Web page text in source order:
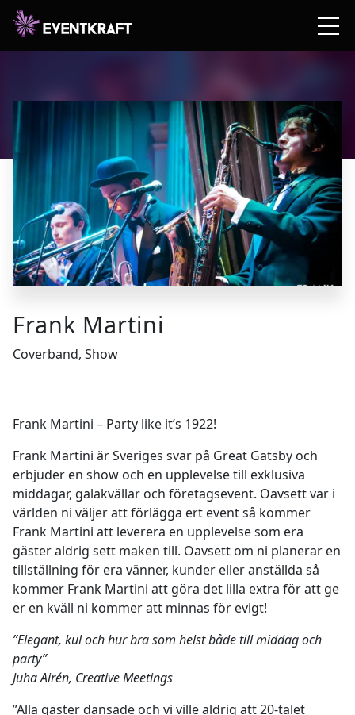
Frank Martini
Coverband, Show
Frank Martini – Party like it’s 1922!
Frank Martini är Sveriges svar på Great Gatsby och
erbjuder en show och en upplevelse till exklusiva
middagar, galakvällar och företagsevent. Oavsett var i
världen ni väljer att förlägga ert event så kommer
Frank Martini att leverera en upplevelse som era
gäster aldrig sett maken till. Oavsett om ni planerar en
tillställning för era vänner, kunder eller anställda så
kommer Frank Martini att göra det lilla extra för att ge
er en kväll ni kommer att minnas för evigt!
”Elegant, kul och hur bra som helst både till middag och
party”
Juha Airén, Creative Meetings
”Alla gäster dansade och vi ville aldrig att 20-talet